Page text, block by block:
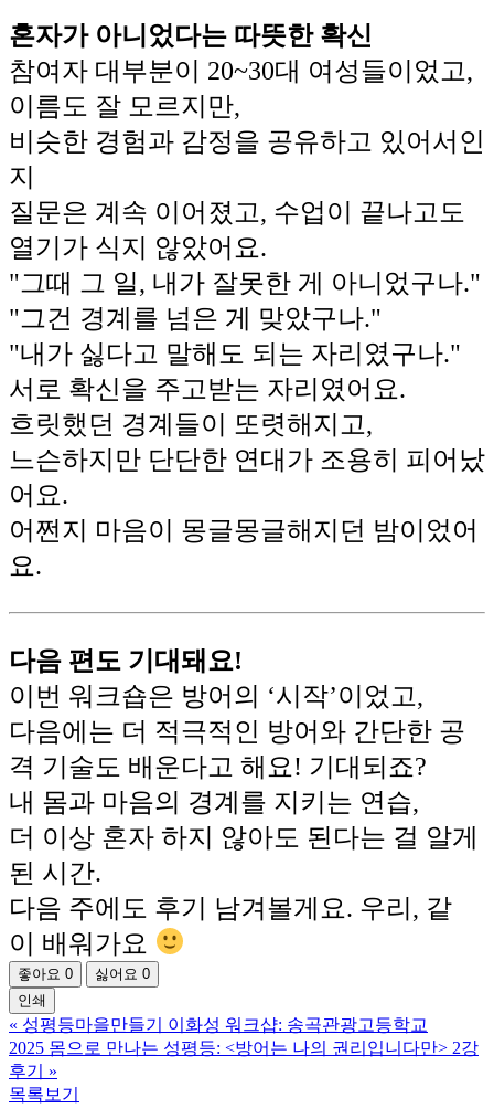
혼자가 아니었다는 따뜻한 확신
참여자 대부분이 20~30대 여성들이었고,
이름도 잘 모르지만,
비슷한 경험과 감정을 공유하고 있어서인
지
질문은 계속 이어졌고, 수업이 끝나고도
열기가 식지 않았어요.
"그때 그 일, 내가 잘못한 게 아니었구나."
"그건 경계를 넘은 게 맞았구나."
"내가 싫다고 말해도 되는 자리였구나."
서로 확신을 주고받는 자리였어요.
흐릿했던 경계들이 또렷해지고,
느슨하지만 단단한 연대가 조용히 피어났
어요.
어쩐지 마음이 몽글몽글해지던 밤이었어
요.
다음 편도 기대돼요!
이번 워크숍은 방어의 ‘시작’이었고,
다음에는 더 적극적인 방어와 간단한 공
격 기술도 배운다고 해요! 기대되죠?
내 몸과 마음의 경계를 지키는 연습,
더 이상 혼자 하지 않아도 된다는 걸 알게
된 시간.
다음 주에도 후기 남겨볼게요. 우리, 같
이 배워가요
좋아요 0 싫어요 0
인쇄
« 성평등마을만들기 이화성 워크샵: 송곡관광고등학교
2025 몸으로 만나는 성평등: <방어는 나의 권리입니다만> 2강
후기
»
목록보기